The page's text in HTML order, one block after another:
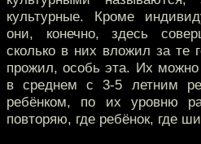
культурные. Кроме
они, конечно, здесь
сколько в них вложил за те
прожил, особь эта. Их можно
в среднем с 3-5 летним
ребёнком, по их уровню
повторяю, где ребёнок, где